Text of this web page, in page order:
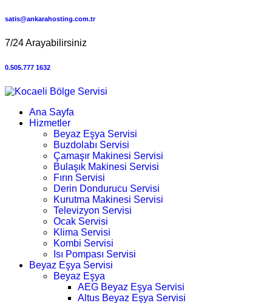
satis@ankarahosting.com.tr
7/24 Arayabilirsiniz
0.505.777 1632
Ana Sayfa
Hizmetler
Beyaz Eşya Servisi
Buzdolabı Servisi
Çamaşır Makinesi Servisi
Bulaşık Makinesi Servisi
Fırın Servisi
Derin Dondurucu Servisi
Kurutma Makinesi Servisi
Televizyon Servisi
Ocak Servisi
Klima Servisi
Kombi Servisi
Isı Pompası Servisi
Beyaz Eşya Servisi
Beyaz Eşya
AEG Beyaz Eşya Servisi
Altus Beyaz Eşya Servisi